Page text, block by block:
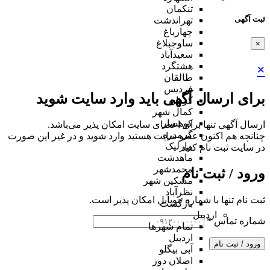
ثبت آگهی
×
×
برای ارسال آگهی باید وارد سایت شوید
ارسال آگهی تنها برای اعضای سایت امکان پذیر می‌باشد.
چنانچه هم‌ اکنون عضو سایت هستید وارد شوید و در غیر این صورت
در سایت ثبت نام کنید
ورود / ثبت نام
ثبت نام تنها با شماره موبایل امکان پذیر است.
شماره تماس*
ورود / ثبت نام
تنکمان
تهراندشت
چهارباغ
ساوجبلاغ
سعیدآباد
هشتگرد
طالقان
فردیس
کردان
کمال شهر
کوهسار
گرمدره
مارلیک
ماهدشت
محمدشهر
مشکین شهر
نظرآباد
بازگشت
اردبیل
تمام شهر‌ها
اردبیل
آبی بیگلو
اصلان دوز